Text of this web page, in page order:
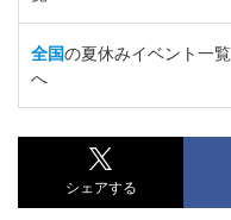
全国の夏休みイベント一覧
へ
シェアする